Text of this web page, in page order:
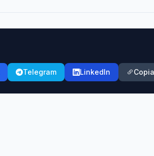
Telegram LinkedIn